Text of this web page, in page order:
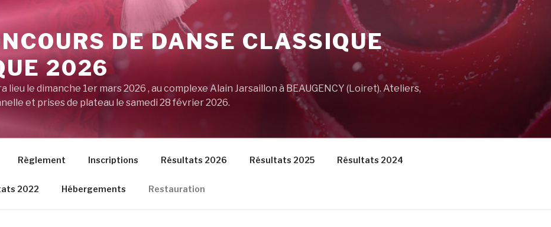
DE DANSE CLASSIQUE
2026
lieu le dimanche 1er mars 2026 , au complexe Alain Jarsaillon à BEAUGENCY (Loiret). Ateliers,
et prises de plateau le samedi 28 février 2026.
Règlement Inscriptions Résultats 2026 Résultats 2025 Résultats 2024
2022 Hébergements Restauration